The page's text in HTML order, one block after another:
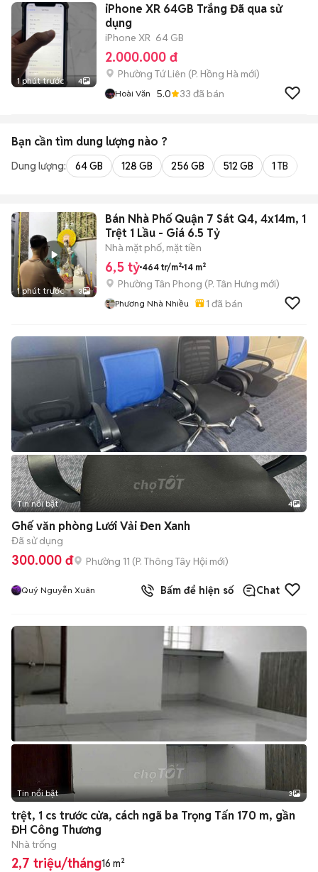
1 phút trước 4
iPhone XR 64GB Trắng Đã qua sử
dụng
iPhone XR 64 GB
2.000.000 đ
Phường Tứ Liên (P. Hồng Hà mới)
Hoài Văn 5.0 33 đã bán
Bạn cần tìm dung lượng nào ?
Dung lượng: 64 GB 128 GB 256 GB 512 GB 1 TB
1 phút trước 3
Bán Nhà Phố Quận 7 Sát Q4, 4x14m, 1
Trệt 1 Lầu - Giá 6.5 Tỷ
Nhà mặt phố, mặt tiền
6,5 tỷ 464 tr/m² 14 m²
Phường Tân Phong (P. Tân Hưng mới)
Phương Nhà Nhiều 1 đã bán
Tin nổi bật 4
Ghế văn phòng Lưới Vải Đen Xanh
Đã sử dụng
300.000 đ Phường 11 (P. Thông Tây Hội mới)
Quý Nguyễn Xuân Bấm để hiện số Chat
Tin nổi bật 3
trệt, 1 cs trước cửa, cách ngã ba Trọng Tấn 170 m, gần
ĐH Công Thương
Nhà trống
2,7 triệu/tháng16 m²